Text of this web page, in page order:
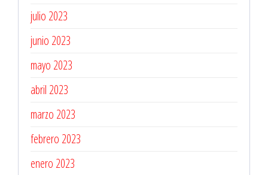
julio 2023
junio 2023
mayo 2023
abril 2023
marzo 2023
febrero 2023
enero 2023